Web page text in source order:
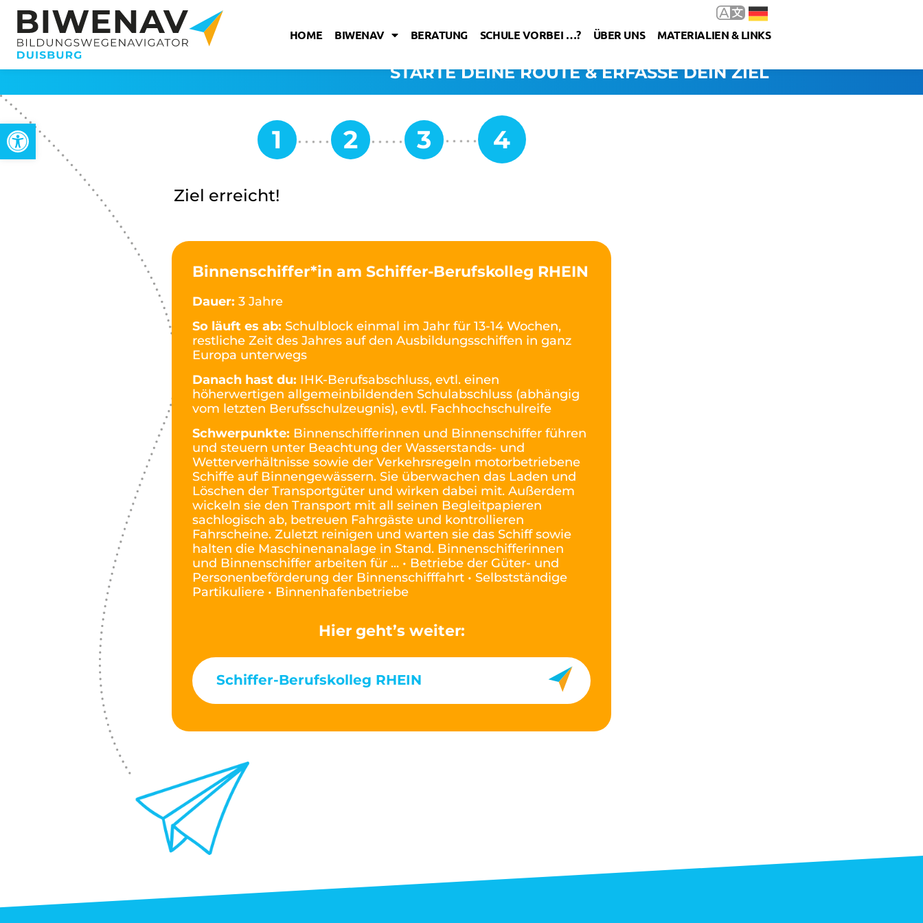
Werkzeugleiste öffnen
HOME BIWENAV BERATUNG SCHULE VORBEI …? ÜBER UNS MATERIALIEN & LINKS
STARTE DEINE ROUTE & ERFASSE DEIN ZIEL
Ziel erreicht!
Binnenschiffer*in am Schiffer-Berufskolleg RHEIN
Dauer: 3 Jahre
So läuft es ab: Schulblock einmal im Jahr für 13-14 Wochen,
restliche Zeit des Jahres auf den Ausbildungsschiffen in ganz
Europa unterwegs
Danach hast du: IHK-Berufsabschluss, evtl. einen
höherwertigen allgemeinbildenden Schulabschluss (abhängig
vom letzten Berufsschulzeugnis), evtl. Fachhochschulreife
Schwerpunkte: Binnenschifferinnen und Binnenschiffer führen
und steuern unter Beachtung der Wasserstands- und
Wetterverhältnisse sowie der Verkehrsregeln motorbetriebene
Schiffe auf Binnengewässern. Sie überwachen das Laden und
Löschen der Transportgüter und wirken dabei mit. Außerdem
wickeln sie den Transport mit all seinen Begleitpapieren
sachlogisch ab, betreuen Fahrgäste und kontrollieren
Fahrscheine. Zuletzt reinigen und warten sie das Schiff sowie
halten die Maschinenanalage in Stand. Binnenschifferinnen
und Binnenschiffer arbeiten für ... • Betriebe der Güter- und
Personenbeförderung der Binnenschifffahrt • Selbstständige
Partikuliere • Binnenhafenbetriebe
Hier geht’s weiter:
Schiffer-Berufskolleg RHEIN